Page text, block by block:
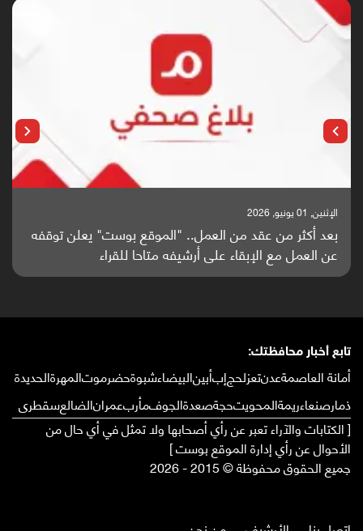
الإثنين, 25 مايو, 2026
باحثون من اليمن يدخلون سباق أبحاث ألزهايمر بدراسة
واعدة منشورة عالميا (ترجمة)
تابع أخبار محافظتك:
أمانة العاصمةعدنتعزلحجإبأبينالبيضاءشبوةحضرموتالمهرةالحديدة
ذمارصنعاءريمةالمحويتحجةصعدةالجوفمأربعمرانالضالعسقطرى
[ الكتابات والآراء تعبر عن رأي أصحابها ولا تمثل في أي حال من
الأحوال عن رأي إدارة الموقع بوست ]
جميع الحقوق محفوظة © 2015 - 2026